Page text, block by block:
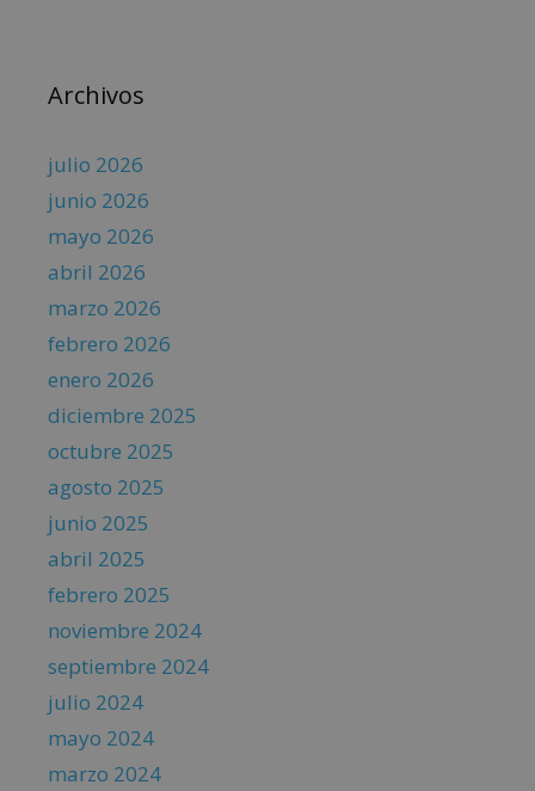
Archivos
julio 2026
junio 2026
mayo 2026
abril 2026
marzo 2026
febrero 2026
enero 2026
diciembre 2025
octubre 2025
agosto 2025
junio 2025
abril 2025
febrero 2025
noviembre 2024
septiembre 2024
julio 2024
mayo 2024
marzo 2024